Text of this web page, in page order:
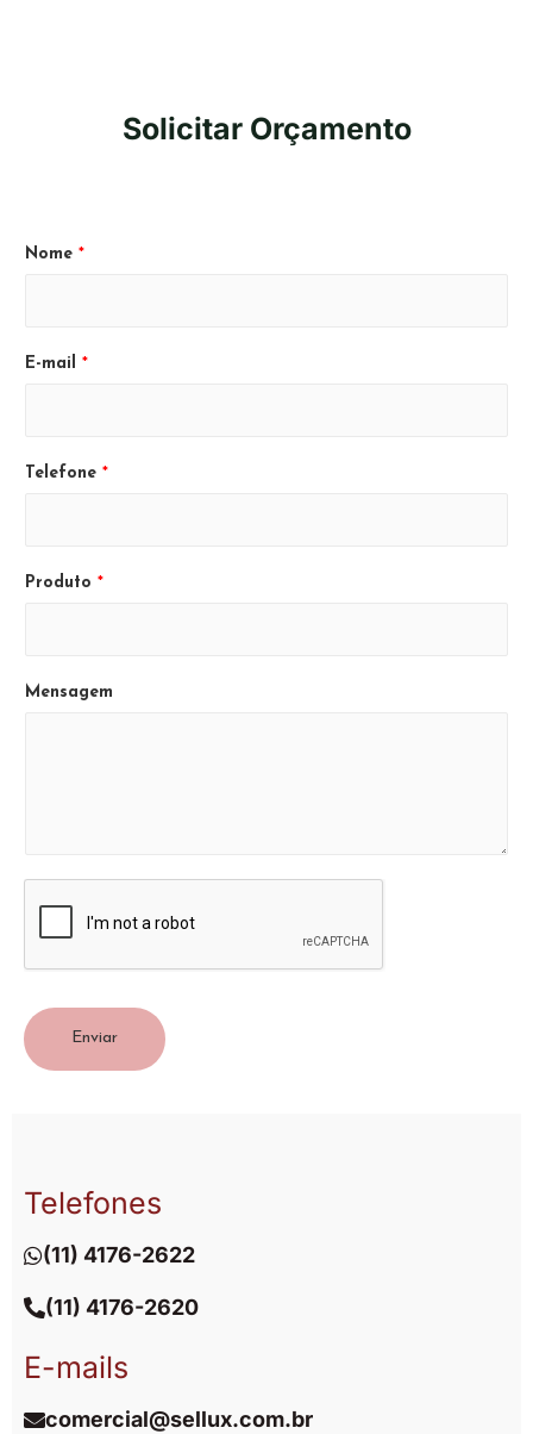
Solicitar Orçamento
Nome *
E-mail *
Telefone *
Produto *
Mensagem
Enviar
Telefones
(11) 4176-2622
(11) 4176-2620
E-mails
comercial@sellux.com.br